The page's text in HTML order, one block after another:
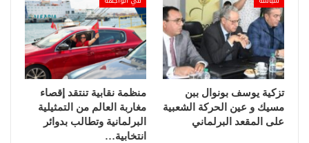
المعلومات، وكذا التصريح بالممتلكات”.
وسجل أن” التصريح بالممتلكات سيشمل جميع موظفي
القطاع العام دون استثناء، وكذا جميع المناصب الانتخابية أو
المعينة التي تتطلب تدبير ميزانية”.
وفي ما يتعلق بتدبير الموارد الطبيعية، أشار فاي إلى
“مرسوم جديد ينظم اللجنة الاستراتيجية لتوجيه قطاع
تزكية يوسف بونوال ببن
مسيك و عين الحركة الشعبية
على المقعد البرلماني
منظمة نقابية تنتقد إقصاء
مغاربة العالم من التمثيلية
البرلمانية وتطالب بدوائر
انتخابية…